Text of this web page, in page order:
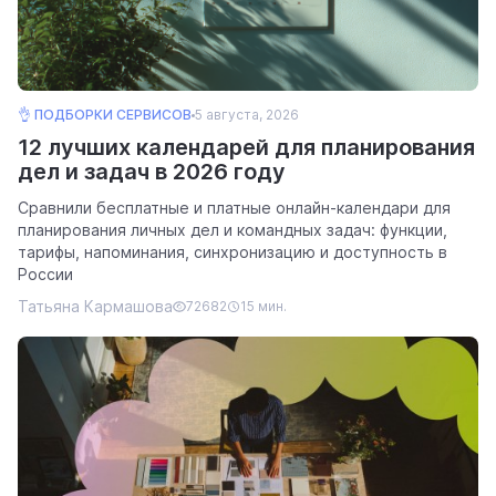
👌 ПОДБОРКИ СЕРВИСОВ 5 августа, 2026
12 лучших календарей для планирования
дел и задач в 2026 году
Сравнили бесплатные и платные онлайн-календари для
планирования личных дел и командных задач: функции,
тарифы, напоминания, синхронизацию и доступность в
России
Татьяна Кармашова
72682 15 мин.